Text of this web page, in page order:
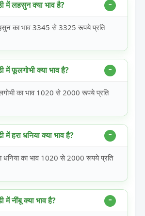
में लहसुन क्या भाव है?
का भाव 3345 से 3325 रूपये प्रति
फूलगोभी क्या भाव है?
का भाव 1020 से 2000 रूपये प्रति
हरा धनिया क्या भाव है?
धनिया का भाव 1020 से 2000 रूपये प्रति
नींबू क्या भाव है?